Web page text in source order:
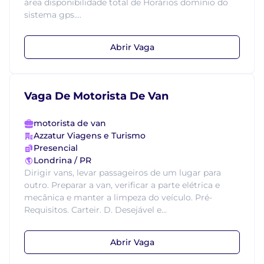
área disponibilidade total de Horários domínio do
sistema gps....
Abrir Vaga
Vaga De Motorista De Van
motorista de van
Azzatur Viagens e Turismo
Presencial
Londrina / PR
Dirigir vans, levar passageiros de um lugar para
outro. Preparar a van, verificar a parte elétrica e
mecânica e manter a limpeza do veículo. Pré-
Requisitos. Carteir. D. Desejável e...
Abrir Vaga